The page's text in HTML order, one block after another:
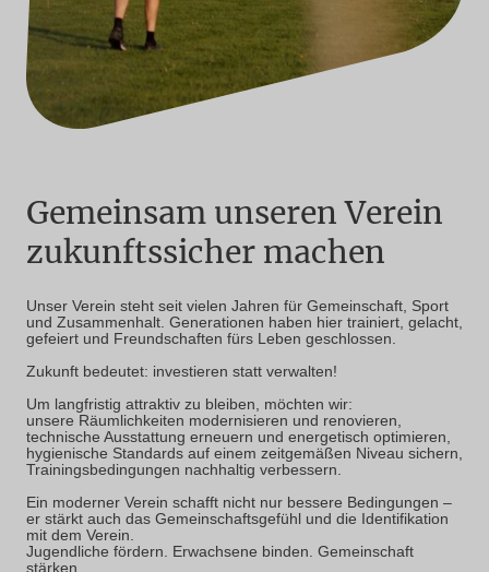
Gemeinsam unseren Verein
zukunftssicher machen
Unser Verein steht seit vielen Jahren für Gemeinschaft, Sport
und Zusammenhalt. Generationen haben hier trainiert, gelacht,
gefeiert und Freundschaften fürs Leben geschlossen.
Zukunft bedeutet: investieren statt verwalten!
Um langfristig attraktiv zu bleiben, möchten wir:
unsere Räumlichkeiten modernisieren und renovieren,
technische Ausstattung erneuern und energetisch optimieren,
hygienische Standards auf einem zeitgemäßen Niveau sichern,
Trainingsbedingungen nachhaltig verbessern.
Ein moderner Verein schafft nicht nur bessere Bedingungen –
er stärkt auch das Gemeinschaftsgefühl und die Identifikation
mit dem Verein.
Jugendliche fördern. Erwachsene binden. Gemeinschaft
stärken.